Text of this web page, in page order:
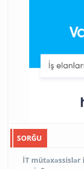
SORĞU
İT mütəxəssislər